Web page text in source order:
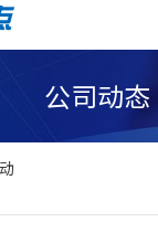
公司动态